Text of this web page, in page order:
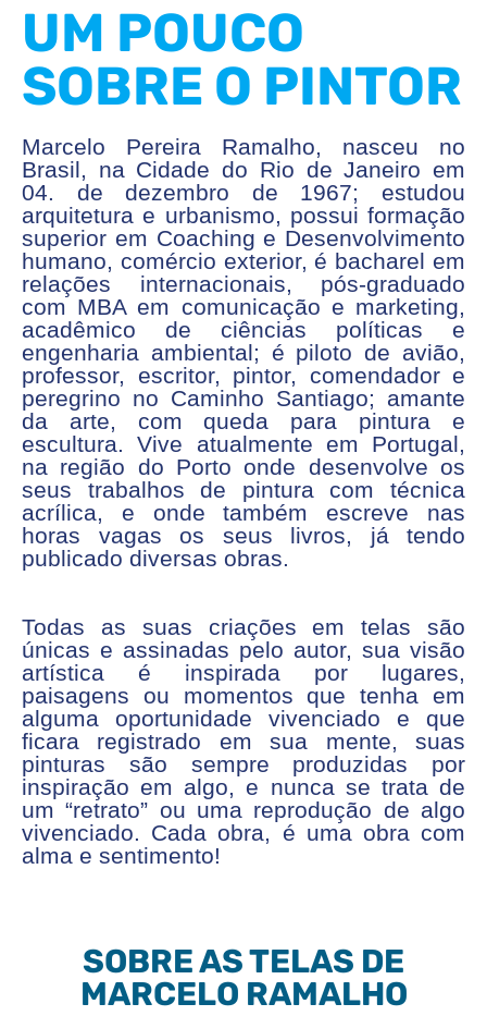
UM POUCO
SOBRE O PINTOR
Marcelo Pereira Ramalho, nasceu no
Brasil, na Cidade do Rio de Janeiro em
04. de dezembro de 1967; estudou
arquitetura e urbanismo, possui formação
superior em Coaching e Desenvolvimento
humano, comércio exterior, é bacharel em
relações internacionais, pós-graduado
com MBA em comunicação e marketing,
acadêmico de ciências políticas e
engenharia ambiental; é piloto de avião,
professor, escritor, pintor, comendador e
peregrino no Caminho Santiago; amante
da arte, com queda para pintura e
escultura. Vive atualmente em Portugal,
na região do Porto onde desenvolve os
seus trabalhos de pintura com técnica
acrílica, e onde também escreve nas
horas vagas os seus livros, já tendo
publicado diversas obras.
Todas as suas criações em telas são
únicas e assinadas pelo autor, sua visão
artística é inspirada por lugares,
paisagens ou momentos que tenha em
alguma oportunidade vivenciado e que
ficara registrado em sua mente, suas
pinturas são sempre produzidas por
inspiração em algo, e nunca se trata de
um “retrato” ou uma reprodução de algo
vivenciado. Cada obra, é uma obra com
alma e sentimento!
SOBRE AS TELAS DE
MARCELO RAMALHO